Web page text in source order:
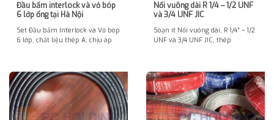
Đầu bấm interlock và vỏ bóp
6 lớp ống tại Hà Nội
Set Đầu bấm Interlock và Vỏ bóp
6 lớp, chất liệu thép A, chịu áp
Nối vuông dài R 1/4 – 1/2 UNF
và 3/4 UNF JIC
Soạn ít Nối vuông dài, R 1/4″ – 1/2
UNF và 3/4 UNF JIC, thép